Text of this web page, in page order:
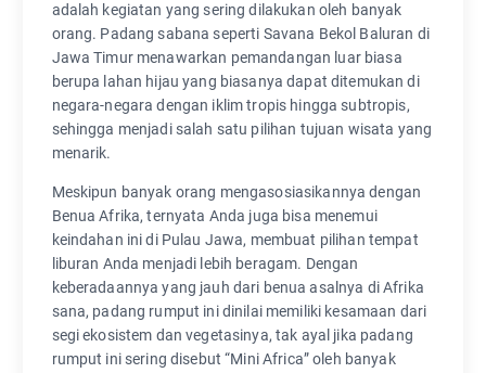
adalah kegiatan yang sering dilakukan oleh banyak
orang. Padang sabana seperti Savana Bekol Baluran di
Jawa Timur menawarkan pemandangan luar biasa
berupa lahan hijau yang biasanya dapat ditemukan di
negara-negara dengan iklim tropis hingga subtropis,
sehingga menjadi salah satu pilihan tujuan wisata yang
menarik.
Meskipun banyak orang mengasosiasikannya dengan
Benua Afrika, ternyata Anda juga bisa menemui
keindahan ini di Pulau Jawa, membuat pilihan tempat
liburan Anda menjadi lebih beragam. Dengan
keberadaannya yang jauh dari benua asalnya di Afrika
sana, padang rumput ini dinilai memiliki kesamaan dari
segi ekosistem dan vegetasinya, tak ayal jika padang
rumput ini sering disebut “Mini Africa” oleh banyak